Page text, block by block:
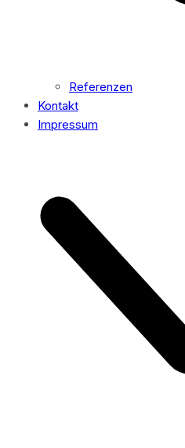
Referenzen
Kontakt
Impressum